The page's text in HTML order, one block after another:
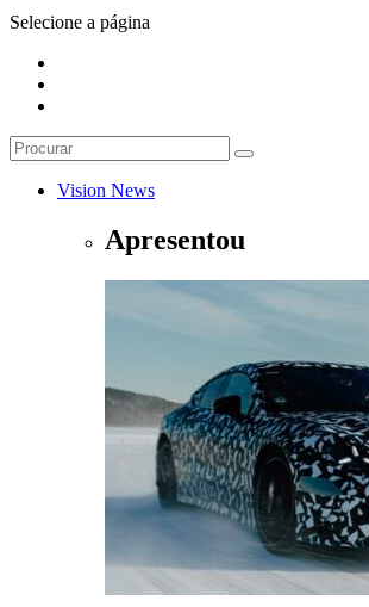
Selecione a página
Vision News
Apresentou